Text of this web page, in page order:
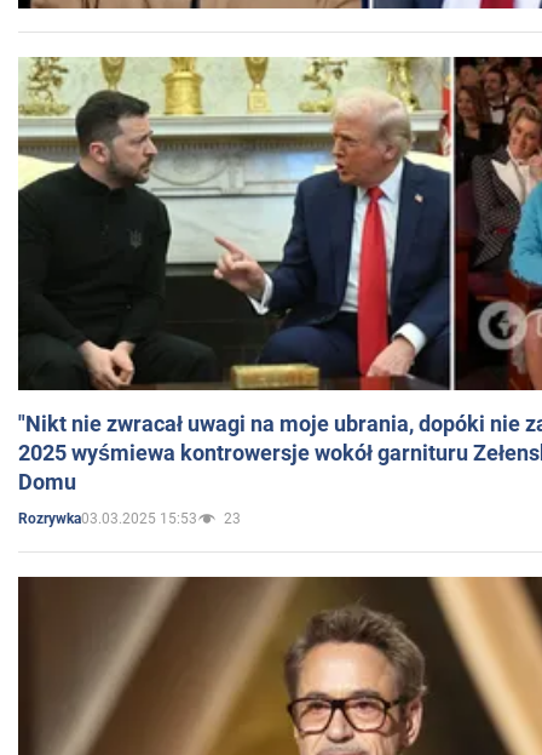
"Nikt nie zwracał uwagi na moje ubrania, dopóki nie
2025 wyśmiewa kontrowersje wokół garnituru
Domu
Rozrywka03.03.2025 15:53 23